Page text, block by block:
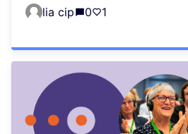
lia cip 0 1